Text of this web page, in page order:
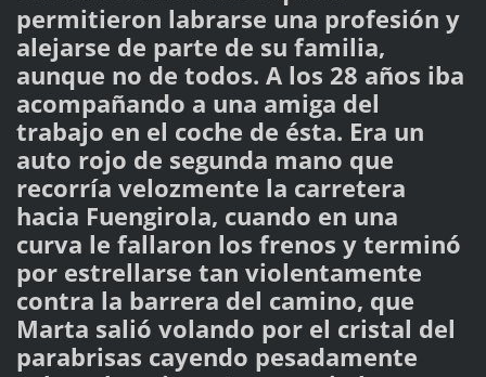
permitieron labrarse una profesión y
alejarse de parte de su familia,
aunque no de todos. A los 28 años iba
acompañando a una amiga del
trabajo en el coche de ésta. Era un
auto rojo de segunda mano que
recorría velozmente la carretera
hacia Fuengirola, cuando en una
curva le fallaron los frenos y terminó
por estrellarse tan violentamente
contra la barrera del camino, que
Marta salió volando por el cristal del
parabrisas cayendo pesadamente